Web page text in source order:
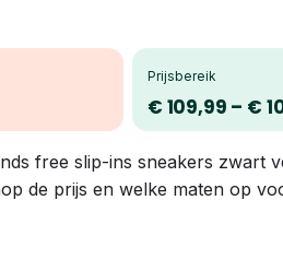
Prijsbereik
€ 109,99 – €
free slip-ins sneakers zwart
de prijs en welke maten op